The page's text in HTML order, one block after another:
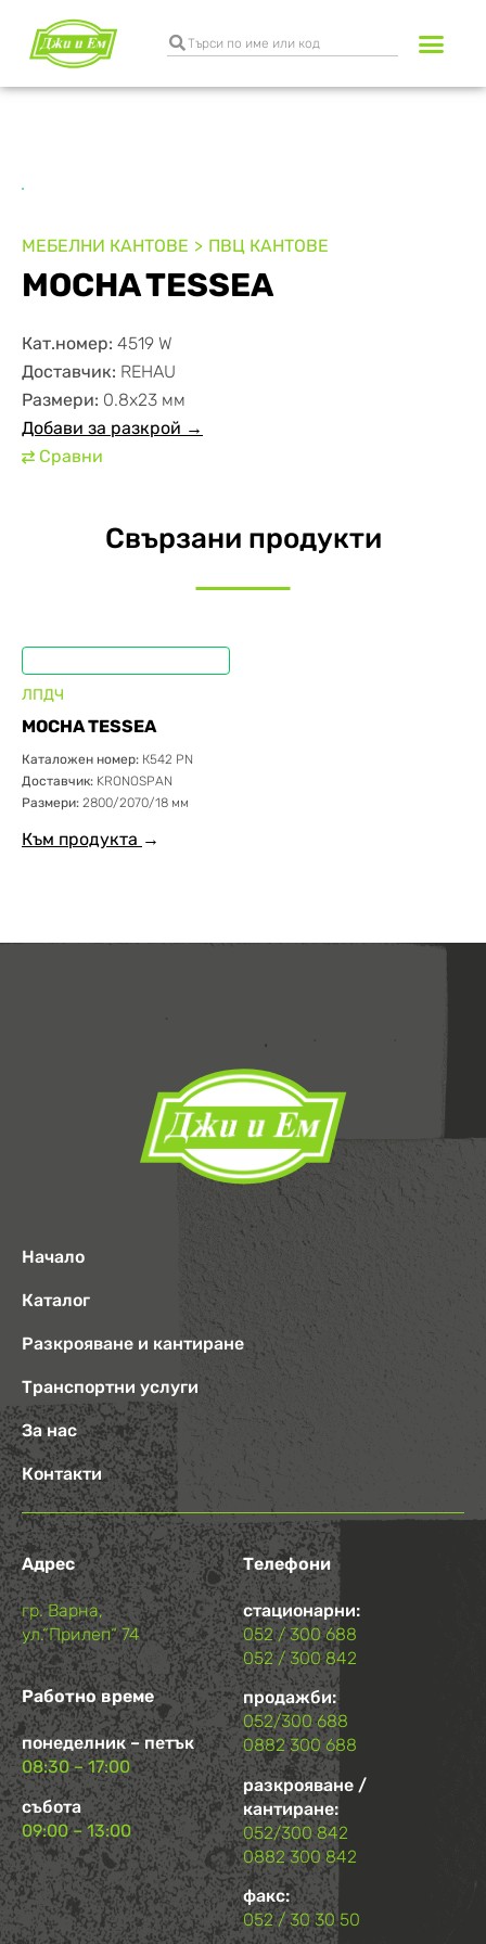
МЕБЕЛНИ КАНТОВЕ ПВЦ КАНТОВЕ
MOCHA TESSEA
Кат.номер: 4519 W
Доставчик: REHAU
Размери: 0.8х23 мм
Добави за разкрой →
⇄ Сравни
Свързани продукти
ЛПДЧ
MOCHA TESSEA
Каталожен номер: К542 PN
Доставчик: KRONOSPAN
Размери: 2800/2070/18 мм
Към продукта →
Начало
Каталог
Разкрояване и кантиране
Транспортни услуги
За нас
Контакти
Адрес
гр. Варна,
ул.“Прилеп“ 74
Работно време
понеделник – петък
08:30 – 17:00
събота
09:00 – 13:00
Телефони
стационарни:
052 / 300 688
052 / 300 842
продажби:
052/300 688
0882 300 688
разкрояване /
кантиране:
052/300 842
0882 300 842
факс:
052 / 30 30 50